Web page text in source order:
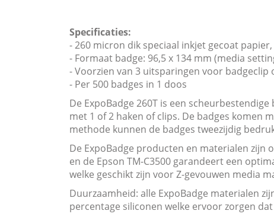
Specificaties:
- 260 micron dik speciaal inkjet gecoat
- Formaat badge: 96,5 x 134 mm (media
- Voorzien van 3 uitsparingen voor badgeclip
- Per 500 badges in 1 doos
De ExpoBadge 260T is een
met 1 of 2 haken of clips. De badges
methode kunnen de badges tweezijdig
De ExpoBadge producten en materialen zijn
en de Epson TM-C3500 garandeert een
welke geschikt zijn voor Z-gevouwen media
Duurzaamheid: alle ExpoBadge materialen
percentage siliconen welke ervoor zorgen